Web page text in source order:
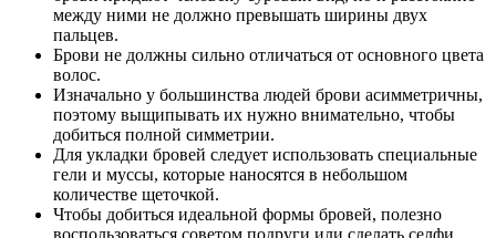
между ними не должно превышать ширины двух
пальцев.
Брови не должны сильно отличаться от основного цвета
волос.
Изначально у большинства людей брови асимметричны,
поэтому выщипывать их нужно внимательно, чтобы
добиться полной симметрии.
Для укладки бровей следует использовать специальные
гели и муссы, которые наносятся в небольшом
количестве щеточкой.
Чтобы добиться идеальной формы бровей, полезно
воспользоваться советом подруги или сделать селфи.